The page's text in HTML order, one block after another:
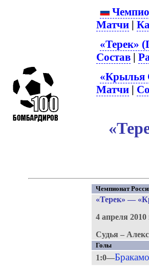
Матчи |
«Терек»
Состав |
«Крылья
Матчи |
Чемпионат
«Терек» —
4 апреля 2010
Судья –
Голы
1:0—